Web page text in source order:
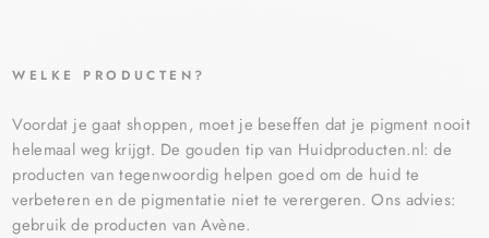
WELKE PRODUCTEN?
Voordat je gaat shoppen, moet je beseffen dat je pigment nooit
helemaal weg krijgt. De gouden tip van Huidproducten.nl: de
producten van tegenwoordig helpen goed om de huid te
verbeteren en de pigmentatie niet te verergeren. Ons advies:
gebruik de producten vanAvène.